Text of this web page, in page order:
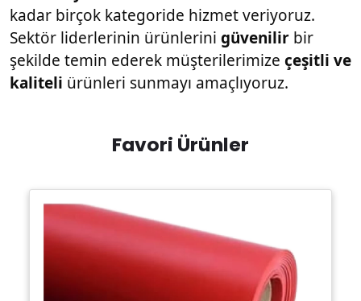
kadar birçok kategoride hizmet veriyoruz.
Sektör liderlerinin ürünlerini güvenilir bir
şekilde temin ederek müşterilerimize çeşitli ve
kaliteli ürünleri sunmayı amaçlıyoruz.
Favori Ürünler